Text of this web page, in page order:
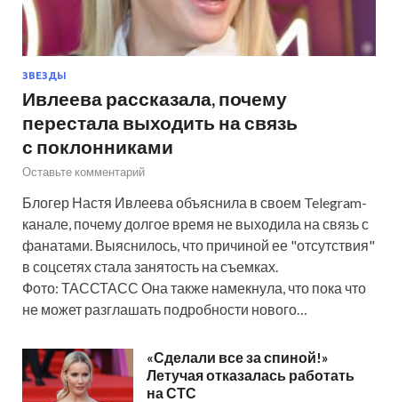
ЗВЕЗДЫ
Ивлеева рассказала, почему
перестала выходить на связь
с поклонниками
Оставьте комментарий
Блогер Настя Ивлеева объяснила в своем Telegram-
канале, почему долгое время не выходила на связь с
фанатами. Выяснилось, что причиной ее "отсутствия"
в соцсетях стала занятость на съемках.
Фото: ТАССТАСС Она также намекнула, что пока что
не может разглашать подробности нового…
«Сделали все за спиной!»
Летучая отказалась работать
на СТС